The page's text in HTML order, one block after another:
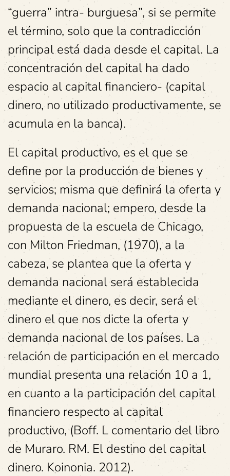
“guerra” intra- burguesa”, si se permite
el término, solo que la contradicción
principal está dada desde el capital. La
concentración del capital ha dado
espacio al capital financiero- (capital
dinero, no utilizado productivamente, se
acumula en la banca).
El capital productivo, es el que se
define por la producción de bienes y
servicios; misma que definirá la oferta y
demanda nacional; empero, desde la
propuesta de la escuela de Chicago,
con Milton Friedman, (1970), a la
cabeza, se plantea que la oferta y
demanda nacional será establecida
mediante el dinero, es decir, será el
dinero el que nos dicte la oferta y
demanda nacional de los países. La
relación de participación en el mercado
mundial presenta una relación 10 a 1,
en cuanto a la participación del capital
financiero respecto al capital
productivo, (Boff. L comentario del libro
de Muraro. RM. El destino del capital
dinero. Koinonia. 2012).